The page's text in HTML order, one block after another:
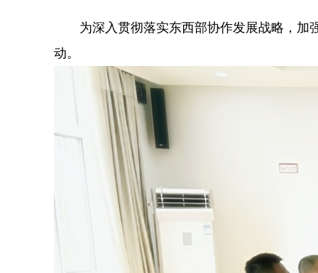
为深入贯彻落实东西部协作发展战略，加
动。